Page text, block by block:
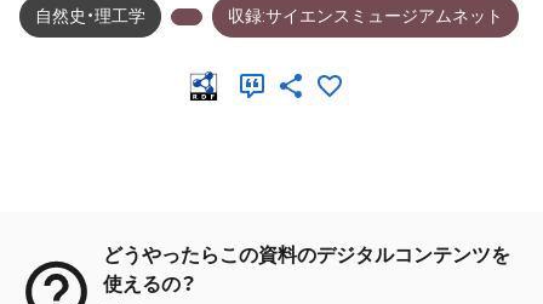
自然史・理工学 収録:サイエンスミュージアムネット
どうやったらこの資料のデジタルコンテンツを
使えるの？